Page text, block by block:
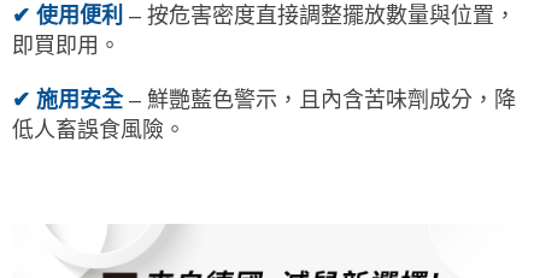
✔ 使用便利 – 按危害密度直接調整擺放數量與位置，
即買即用。
✔ 施用安全 – 鮮艷藍色警示，且內含苦味劑成分，降
低人畜誤食風險。